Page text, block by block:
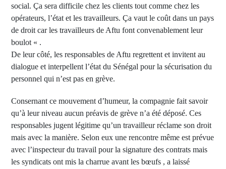
social. Ça sera difficile chez les clients tout comme chez les
opérateurs, l’état et les travailleurs. Ça vaut le coût dans un pays
de droit car les travailleurs de Aftu font convenablement leur
boulot « .
De leur côté, les responsables de Aftu regrettent et invitent au
dialogue et interpellent l’état du Sénégal pour la sécurisation du
personnel qui n’est pas en grève.
Consernant ce mouvement d’humeur, la compagnie fait savoir
qu’à leur niveau aucun préavis de grève n’a été déposé. Ces
responsables jugent légitime qu’un travailleur réclame son droit
mais avec la manière. Selon eux une rencontre même est prévue
avec l’inspecteur du travail pour la signature des contrats mais
les syndicats ont mis la charrue avant les bœufs , a laissé